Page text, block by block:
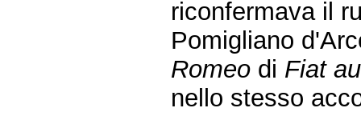
riconfermava il
Pomigliano
Romeo di Fiat
nello stesso